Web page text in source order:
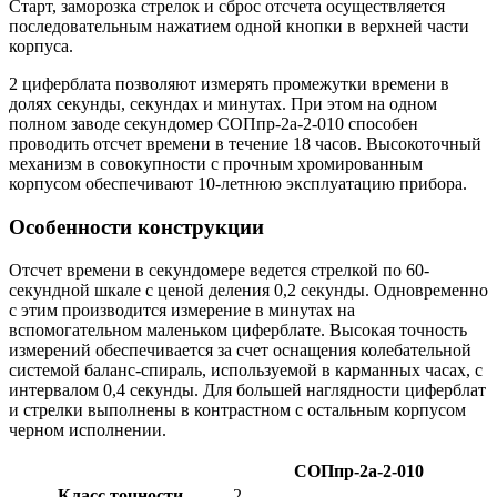
Старт, заморозка стрелок и сброс отсчета осуществляется
последовательным нажатием одной кнопки в верхней части
корпуса.
2 циферблата позволяют измерять промежутки времени в
долях секунды, секундах и минутах. При этом на одном
полном заводе секундомер СОПпр-2а-2-010 способен
проводить отсчет времени в течение 18 часов. Высокоточный
механизм в совокупности с прочным хромированным
корпусом обеспечивают 10-летнюю эксплуатацию прибора.
Особенности конструкции
Отсчет времени в секундомере ведется стрелкой по 60-
секундной шкале с ценой деления 0,2 секунды. Одновременно
с этим производится измерение в минутах на
вспомогательном маленьком циферблате. Высокая точность
измерений обеспечивается за счет оснащения колебательной
системой баланс-спираль, используемой в карманных часах, с
интервалом 0,4 секунды. Для большей наглядности циферблат
и стрелки выполнены в контрастном с остальным корпусом
черном исполнении.
СОПпр-2а-2-010